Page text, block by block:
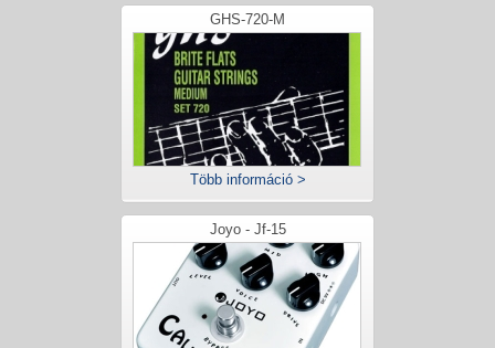
GHS-720-M
Több információ >
Joyo - Jf-15